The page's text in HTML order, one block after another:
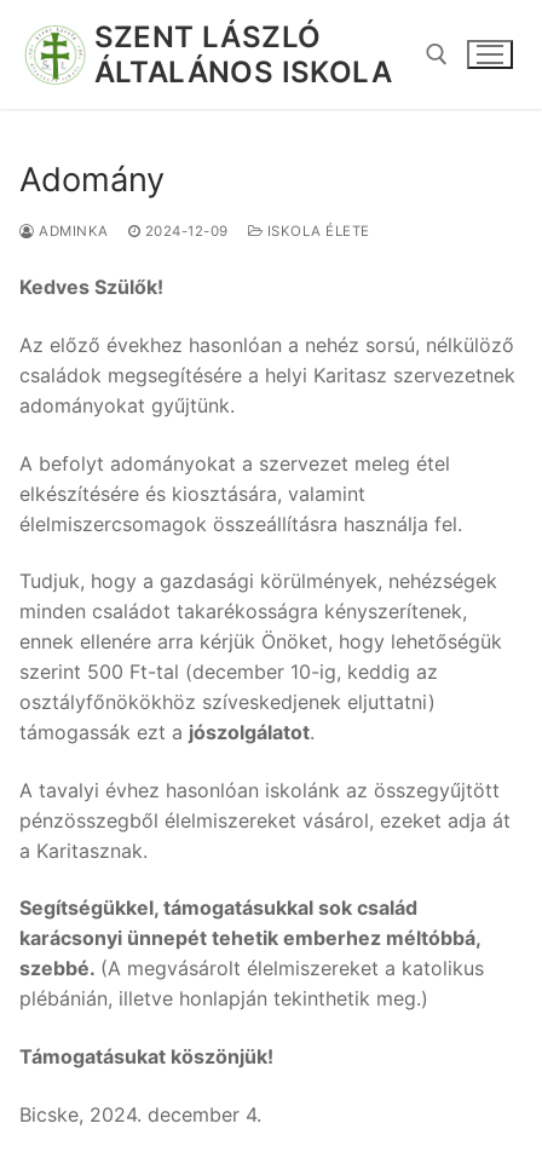
SZENT LÁSZLÓ
ÁLTALÁNOS ISKOLA
Adomány
ADMINKA 2024-12-09 ISKOLA ÉLETE
Kedves Szülők!
Az előző évekhez hasonlóan a nehéz sorsú, nélkülöző
családok megsegítésére a helyi Karitasz szervezetnek
adományokat gyűjtünk.
A befolyt adományokat a szervezet meleg étel
elkészítésére és kiosztására, valamint
élelmiszercsomagok összeállításra használja fel.
Tudjuk, hogy a gazdasági körülmények, nehézségek
minden családot takarékosságra kényszerítenek,
ennek ellenére arra kérjük Önöket, hogy lehetőségük
szerint 500 Ft-tal (december 10-ig, keddig az
osztályfőnökökhöz szíveskedjenek eljuttatni)
támogassák ezt a jószolgálatot.
A tavalyi évhez hasonlóan iskolánk az összegyűjtött
pénzösszegből élelmiszereket vásárol, ezeket adja át
a Karitasznak.
Segítségükkel, támogatásukkal sok család
karácsonyi ünnepét tehetik emberhez méltóbbá,
szebbé. (A megvásárolt élelmiszereket a katolikus
plébánián, illetve honlapján tekinthetik meg.)
Támogatásukat köszönjük!
Bicske, 2024. december 4.